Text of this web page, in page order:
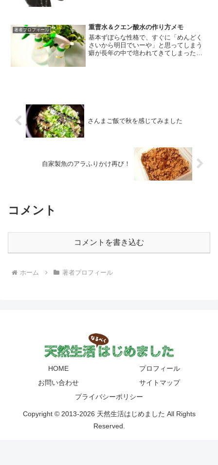
で多発したレジオネラ...
著者プロフィール
重曹水＆クエン酸水の作り方メモ
基本ずぼらな性格で、すぐに「めんどく
さいから明日でいーや」と思ってしまう
癖が長年の中で培われてきてしまったわ
さんまご飯で秋を感じてみました
自家製魚のアラふりかけ再び！
コメント
コメントを書き込む
ホーム 著者プロフィール
HOME
プロフィール
お問い合わせ
サイトマップ
プライバシーポリシー
Copyright © 2013-2026 天然生活はじめました All Rights
Reserved.